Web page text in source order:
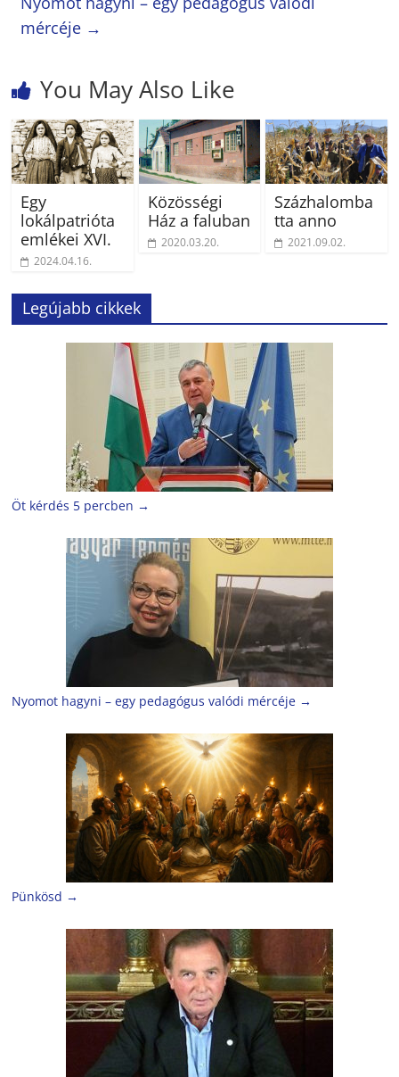
mércéje →
You May Also Like
Egy
lokálpatrióta
emlékei XVI.
2024.04.16.
Közösségi
Ház a faluban
2020.03.20.
Százhalomba
tta anno
2021.09.02.
Legújabb cikkek
Öt kérdés 5 percben →
Nyomot hagyni – egy pedagógus valódi mércéje →
Pünkösd →